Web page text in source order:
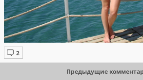
Предыдущие